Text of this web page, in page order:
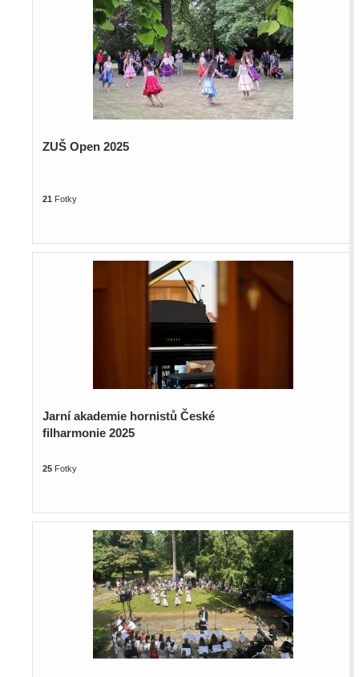
ZUŠ Open 2025
21 Fotky
Jarní akademie hornistů České
filharmonie 2025
25Fotky